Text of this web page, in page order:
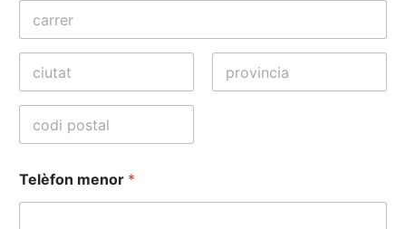
Telèfon menor *